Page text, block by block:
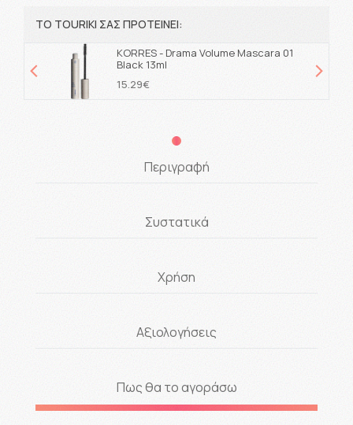
ΤΟ TOURIKI ΣΑΣ ΠΡΟΤΕΙΝΕΙ:
KORRES - Drama Volume Mascara 01
Black 13ml
15.29€
Περιγραφή
Συστατικά
Χρήση
Αξιολογήσεις
Πως θα το αγοράσω